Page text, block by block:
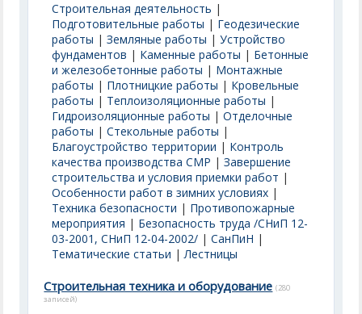
Строительная деятельность |
Подготовительные работы | Геодезические
работы |Земляные работы |Устройство
фундаментов | Каменные работы | Бетонные
и железобетонные работы | Монтажные
работы | Плотницкие работы | Кровельные
работы | Теплоизоляционные работы |
Гидроизоляционные работы |Отделочные
работы |Стекольные работы |
Благоустройство территории | Контроль
качества производства СМР |Завершение
строительства и условия приемки работ |
Особенности работ в зимних условиях |
Техника безопасности | Противопожарные
мероприятия | Безопасность труда /СНиП 12-
03-2001, СНиП 12-04-2002/ |СанПиН |
Тематические статьи |Лестницы
Строительная техника и оборудование (280
записей)